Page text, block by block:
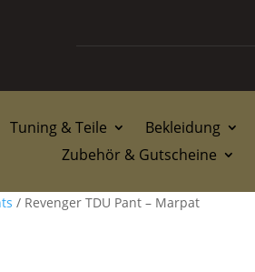
Tuning & Teile Bekleidung
Zubehör & Gutscheine
/ Revenger TDU Pant – Marpat